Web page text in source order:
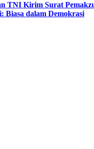
TNI Kirim Surat
Biasa dalam Demokrasi